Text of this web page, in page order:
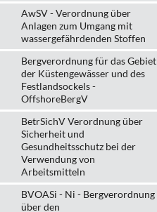
AwSV - Verordnung über
Anlagen zum Umgang mit
wassergefährdenden Stoffen
Bergverordnung für das Gebiet
der Küstengewässer und des
Festlandsockels -
OffshoreBergV
BetrSichV Verordnung über
Sicherheit und
Gesundheitsschutz bei der
Verwendung von
Arbeitsmitteln
BVOASi - Ni - Bergverordnung
über den